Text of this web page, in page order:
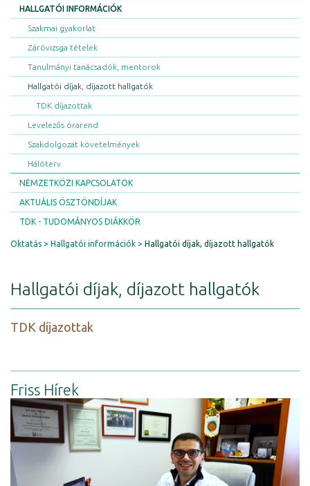
HALLGATÓI INFORMÁCIÓK
Szakmai gyakorlat
Záróvizsga tételek
Tanulmányi tanácsadók, mentorok
Hallgatói díjak, díjazott hallgatók
TDK díjazottak
Levelezős órarend
Szakdolgozat követelmények
Hálóterv
NEMZETKÖZI KAPCSOLATOK
AKTUÁLIS ÖSZTÖNDÍJAK
TDK - TUDOMÁNYOS DIÁKKÖR
Oktatás Hallgatói információk Hallgatói díjak, díjazott hallgatók
Hallgatói díjak, díjazott hallgatók
TDK díjazottak
Friss Hírek